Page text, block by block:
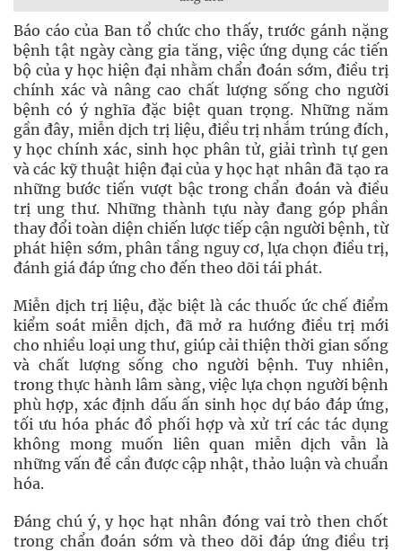
Báo cáo của Ban tổ chức cho thấy, trước gánh nặng
bệnh tật ngày càng gia tăng, việc ứng dụng các tiến
bộ của y học hiện đại nhằm chẩn đoán sớm, điều trị
chính xác và nâng cao chất lượng sống cho người
bệnh có ý nghĩa đặc biệt quan trọng. Những năm
gần đây, miễn dịch trị liệu, điều trị nhắm trúng đích,
y học chính xác, sinh học phân tử, giải trình tự gen
và các kỹ thuật hiện đại của y học hạt nhân đã tạo ra
những bước tiến vượt bậc trong chẩn đoán và điều
trị ung thư. Những thành tựu này đang góp phần
thay đổi toàn diện chiến lược tiếp cận người bệnh, từ
phát hiện sớm, phân tầng nguy cơ, lựa chọn điều trị,
đánh giá đáp ứng cho đến theo dõi tái phát.
Miễn dịch trị liệu, đặc biệt là các thuốc ức chế điểm
kiểm soát miễn dịch, đã mở ra hướng điều trị mới
cho nhiều loại ung thư, giúp cải thiện thời gian sống
và chất lượng sống cho người bệnh. Tuy nhiên,
trong thực hành lâm sàng, việc lựa chọn người bệnh
phù hợp, xác định dấu ấn sinh học dự báo đáp ứng,
tối ưu hóa phác đồ phối hợp và xử trí các tác dụng
không mong muốn liên quan miễn dịch vẫn là
những vấn đề cần được cập nhật, thảo luận và chuẩn
hóa.
Đáng chú ý, y học hạt nhân đóng vai trò then chốt
trong chẩn đoán sớm và theo dõi đáp ứng điều trị